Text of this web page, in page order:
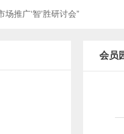
推广‘智’胜研讨会”
会员